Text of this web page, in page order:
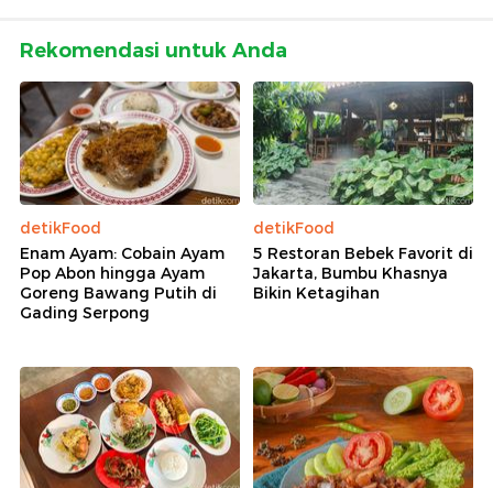
Rekomendasi untuk Anda
detikFood
Enam Ayam: Cobain Ayam
Pop Abon hingga Ayam
Goreng Bawang Putih di
Gading Serpong
detikFood
5 Restoran Bebek Favorit di
Jakarta, Bumbu Khasnya
Bikin Ketagihan